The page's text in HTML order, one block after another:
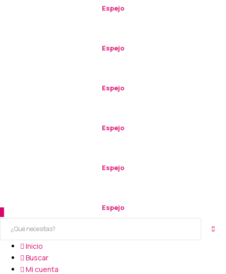
Espejo
Espejo
Espejo
Espejo
Espejo
Espejo
Inicio
Buscar
Mi cuenta